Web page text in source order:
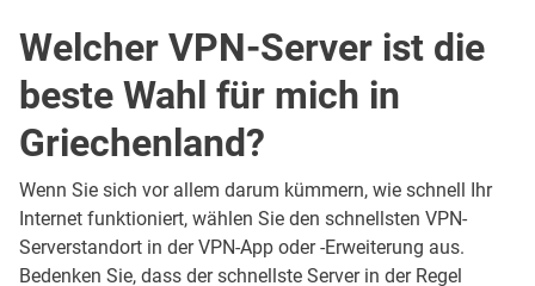
Welcher VPN-Server ist die
beste Wahl für mich in
Griechenland?
Wenn Sie sich vor allem darum kümmern, wie schnell Ihr
Internet funktioniert, wählen Sie den schnellsten VPN-
Serverstandort in der VPN-App oder -Erweiterung aus.
Bedenken Sie, dass der schnellste Server in der Regel